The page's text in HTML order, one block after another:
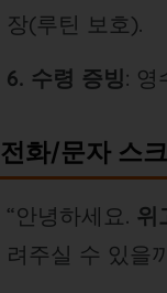
장(루틴 보호).
6. 수령 증빙: 영
전화/문자 스
“안녕하세요. 위
려주실 수 있을